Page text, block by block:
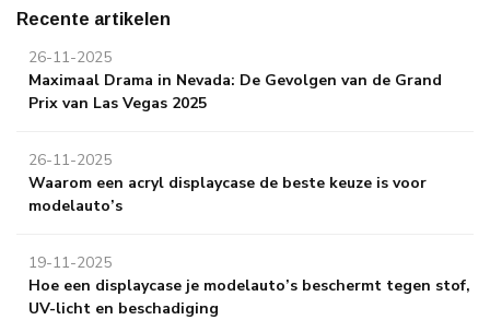
Recente artikelen
26-11-2025
Maximaal Drama in Nevada: De Gevolgen van de Grand
Prix van Las Vegas 2025
26-11-2025
Waarom een acryl displaycase de beste keuze is voor
modelauto’s
19-11-2025
Hoe een displaycase je modelauto’s beschermt tegen stof,
UV-licht en beschadiging